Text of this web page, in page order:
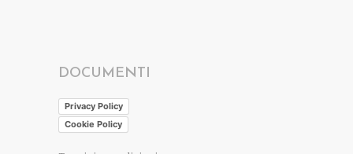
DOCUMENTI
Privacy Policy
Cookie Policy